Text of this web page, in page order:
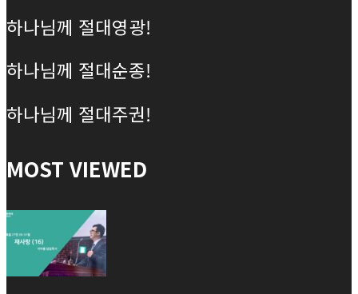
하나님께 절대영광!
하나님께 절대순종!
하나님께 절대주권!
MOST VIEWED